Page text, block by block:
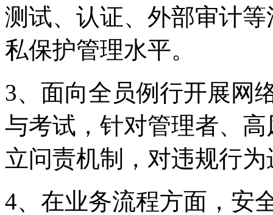
测试、认证、外部审
私保护管理水平。
3、面向全员例行开展
与考试，针对管理者
立问责机制，对违规行
4、在业务流程方面